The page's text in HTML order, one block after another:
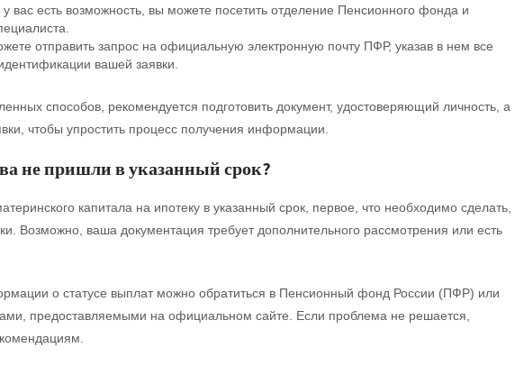
у вас есть возможность, вы можете посетить отделение Пенсионного фонда и
отправить запрос на официальную электронную почту ПФР, указав в нем все
вашей заявки.
способов, рекомендуется подготовить документ, удостоверяющий личность, а
чтобы упростить процесс получения информации.
не пришли в указанный срок?
капитала на ипотеку в указанный срок, первое, что необходимо сделать,
Возможно, ваша документация требует дополнительного рассмотрения или есть
о статусе выплат можно обратиться в Пенсионный фонд России (ПФР) или
предоставляемыми на официальном сайте. Если проблема не решается,